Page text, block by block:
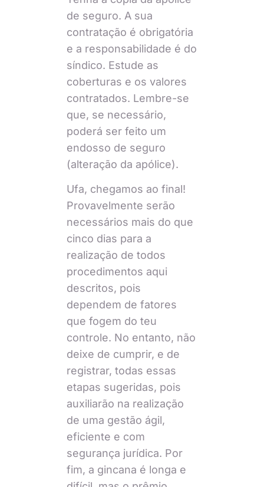
de seguro. A sua
contratação é obrigatória
e a responsabilidade é do
síndico. Estude as
coberturas e os valores
contratados. Lembre-se
que, se necessário,
poderá ser feito um
endosso de seguro
(alteração da apólice).
Ufa, chegamos ao final!
Provavelmente serão
necessários mais do que
cinco dias para a
realização de todos
procedimentos aqui
descritos, pois
dependem de fatores
que fogem do teu
controle. No entanto, não
deixe de cumprir, e de
registrar, todas essas
etapas sugeridas, pois
auxiliarão na realização
de uma gestão ágil,
eficiente e com
segurança jurídica. Por
fim, a gincana é longa e